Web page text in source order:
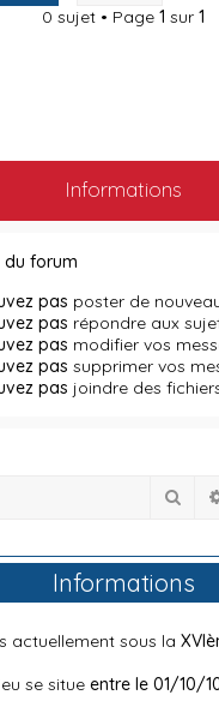
0 sujet • Page 1 sur 1
Informations
du forum
pas poster de
pas répondre aux
pas modifier vos
pas supprimer vos
pas joindre des
Informations
actuellement sous la
se situeentre le 01/10/